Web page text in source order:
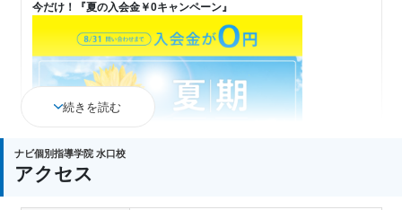
今だけ！『夏の入会金￥0キャンペーン』
続きを読む
ナビ個別指導学院 水口校
アクセス